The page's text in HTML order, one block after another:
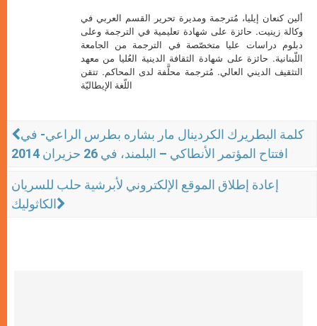
ألين كنعان إيليا، مُترجمة ومديرة تحرير القسم العربي في
وكالة زينيت. حائزة على شهادة تعليمية في الترجمة وعلى
دبلوم دراسات عليا متخصّصة في الترجمة من الجامعة
اللّبنانية. حائزة على شهادة الثقافة الدينية العُليا من معهد
التثقيف الديني العالي. مُترجمة محلَّفة لدى المحاكم. تتقن
اللّغة الإيطاليّة
كلمة البطريرك الكردينال مار بشاره بطرس الراعي- في
افتتاح المؤتمر الأنطاكي – البلمند، في 26 حزيران 2014
إعادة إطلاق الموقع الإلكتروني لأبرشية حلب للسريان
الكاثوليك